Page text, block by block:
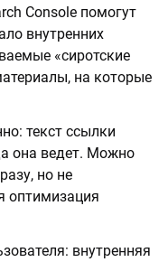
Console помогут
внутренних
«сиротские
на которые
текст ссылки
она ведет. Можно
но не
оптимизация
внутренняя